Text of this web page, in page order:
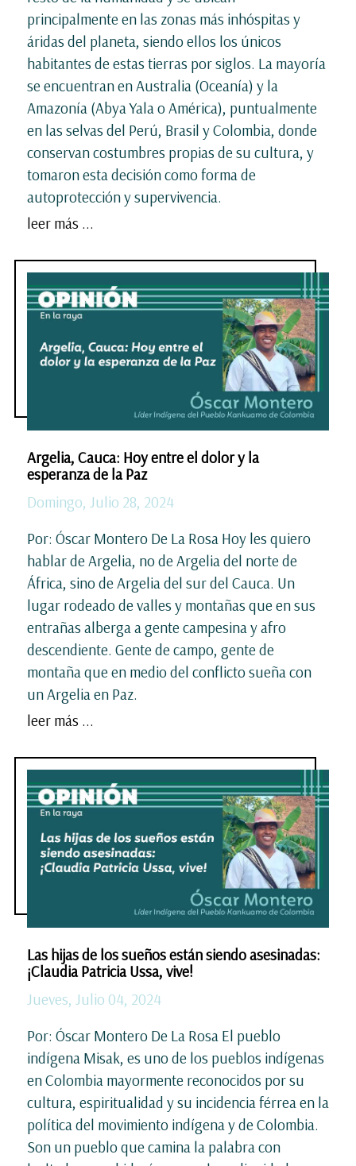
principalmente en las zonas más inhóspitas y
áridas del planeta, siendo ellos los únicos
habitantes de estas tierras por siglos. La mayoría
se encuentran en Australia (Oceanía) y la
Amazonía (Abya Yala o América), puntualmente
en las selvas del Perú, Brasil y Colombia, donde
conservan costumbres propias de su cultura, y
tomaron esta decisión como forma de
autoprotección y supervivencia.
leer más ...
Argelia, Cauca: Hoy entre el dolor y la
esperanza de la Paz
Domingo, Julio 28, 2024
Por: Óscar Montero De La Rosa Hoy les quiero
hablar de Argelia, no de Argelia del norte de
África, sino de Argelia del sur del Cauca. Un
lugar rodeado de valles y montañas que en sus
entrañas alberga a gente campesina y afro
descendiente. Gente de campo, gente de
montaña que en medio del conflicto sueña con
un Argelia en Paz.
leer más ...
Las hijas de los sueños están siendo asesinadas:
¡Claudia Patricia Ussa, vive!
Jueves, Julio 04, 2024
Por: Óscar Montero De La Rosa El pueblo
indígena Misak, es uno de los pueblos indígenas
en Colombia mayormente reconocidos por su
cultura, espiritualidad y su incidencia férrea en la
política del movimiento indígena y de Colombia.
Son un pueblo que camina la palabra con